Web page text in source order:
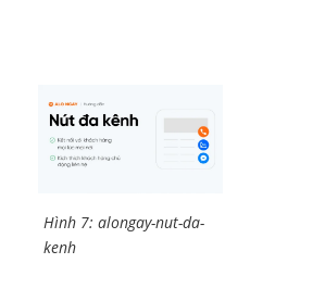
Hình 7: alongay-nut-da-
kenh